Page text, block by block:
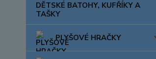
DĚTSKÉ BATOHY, KUFŘÍKY A
TAŠKY
PLYŠOVÉ HRAČKY